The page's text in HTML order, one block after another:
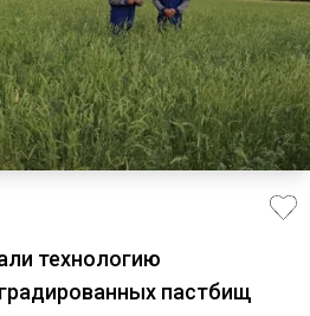
технологию
пастбищ